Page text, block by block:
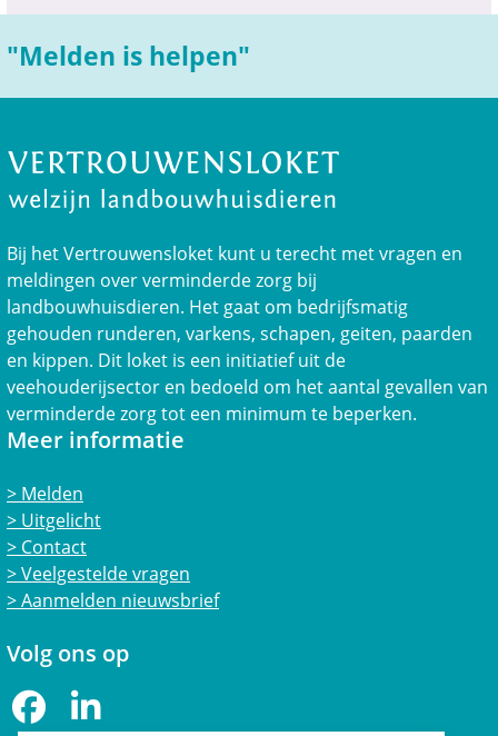
"Melden is helpen"
Bij het Vertrouwensloket kunt u terecht met vragen en
meldingen over verminderde zorg bij
landbouwhuisdieren. Het gaat om bedrijfsmatig
gehouden runderen, varkens, schapen, geiten, paarden
en kippen. Dit loket is een initiatief uit de
veehouderijsector en bedoeld om het aantal gevallen van
verminderde zorg tot een minimum te beperken.
Meer informatie
Melden
Uitgelicht
Contact
Veelgestelde vragen
Aanmelden nieuwsbrief
Volg ons op
Facebook